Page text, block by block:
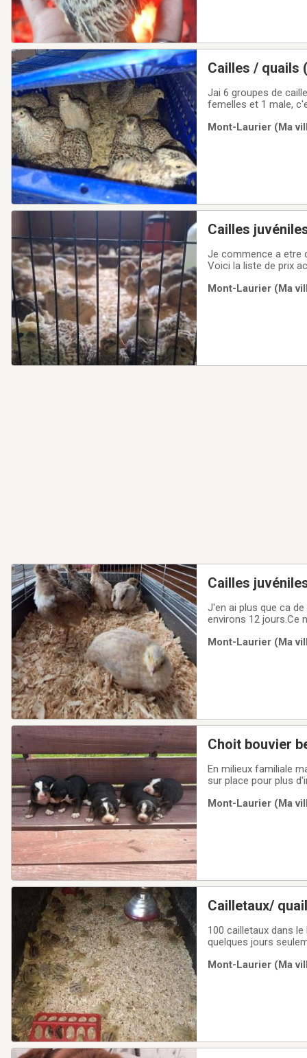
Cailles / quails
Jai 6 groupes de
femelles et 1 male,
Mont-Laurier (Ma
Cailles
Je commence a etre
Voici la liste de prix
individus pour les
Mont-Laurier (Ma
Cailles
J'en ai plus que ca
environs 12 jours.Ce
fawn avec dilution
Mont-Laurier (Ma
Choit bouvier
En milieux familiale
sur place pour plus
Mont-Laurier (Ma
Cailletaux/
100 cailletaux dans
quelques jours
cailles d'Alex MONT-
Mont-Laurier (Ma